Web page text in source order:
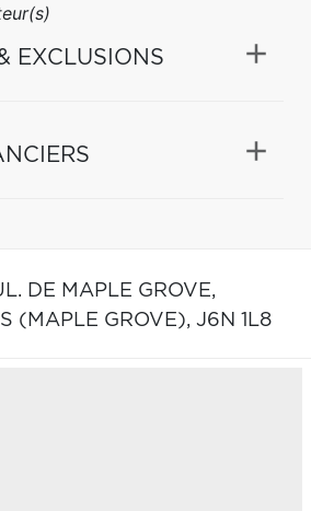
EXCLUSIONS
DE MAPLE GROVE,
(MAPLE GROVE), J6N 1L8